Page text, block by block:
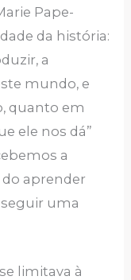
Pape-
da história:
a
mundo, e
quanto em
ele nos dá”
a
do aprender
uma
limitava à